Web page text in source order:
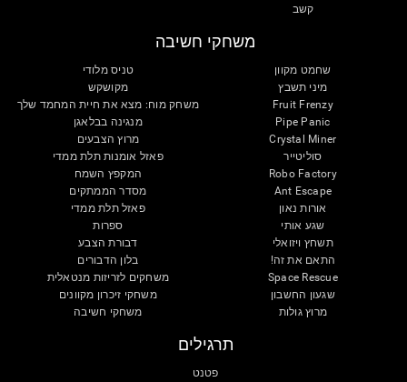
קשב
משחקי חשיבה
שחמט מקוון
מיני תשבץ
Fruit Frenzy
Pipe Panic
Crystal Miner
סוליטייר
Robo Factory
Ant Escape
אורות נאון
שגע אותי
תשחץ ויזואלי
התאם את זה!
Space Rescue
שגעון החשבון
מרוץ גולות
טניס מלודי
מקושקש
משחק מוח: מצא את חיית המחמד שלך
מנגינה בבלאגן
מרוץ הצבעים
פאזל אומנות תלת ממדי
המקפץ השמח
מסדר הממתקים
פאזל תלת ממדי
ספרות
דבורת הצבע
בלון הדבורים
משחקים לזריזות מנטאלית
משחקי זיכרון מקוונים
משחקי חשיבה
תרגילים
פטנט